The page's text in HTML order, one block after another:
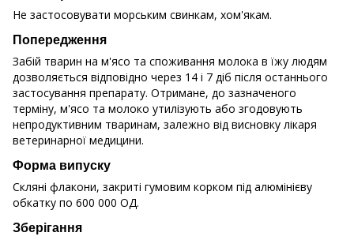
Не застосовувати морським свинкам, хом'якам.
Попередження
Забій тварин на м'ясо та споживання молока в їжу людям
дозволяється відповідно через 14 і 7 діб після останнього
застосування препарату. Отримане, до зазначеного
терміну, м'ясо та молоко утилізують або згодовують
непродуктивним тваринам, залежно від висновку лікаря
ветеринарної медицини.
Форма випуску
Скляні флакони, закриті гумовим корком під алюмінієву
обкатку по 600 000 ОД.
Зберігання